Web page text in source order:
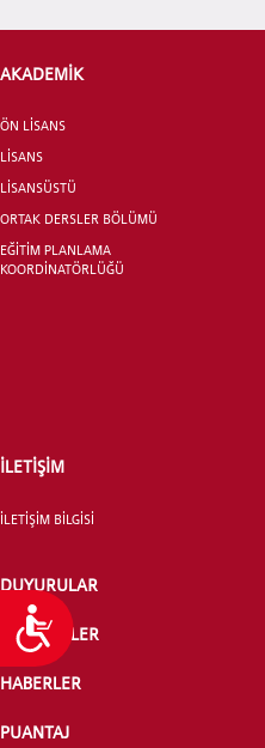
Ulaşılabilirlik
AKADEMİK
ÖN LİSANS
LİSANS
LİSANSÜSTÜ
ORTAK DERSLER BÖLÜMÜ
EĞİTİM PLANLAMA
KOORDİNATÖRLÜĞÜ
İLETİŞİM
İLETİŞİM BİLGİSİ
DUYURULAR
ETKİNLİKLER
HABERLER
PUANTAJ